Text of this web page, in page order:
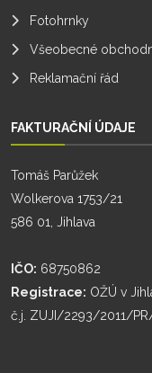
Fotohrnky
Všeobecné
Reklamační řád
FAKTURAČNÍ ÚDAJE
Tomáš Parůžek
Wolkerova 1753/21
586 01, Jihlava
IČO: 68750862
Registrace: OŽÚ v
č.j. ZUJI/2293/2011/